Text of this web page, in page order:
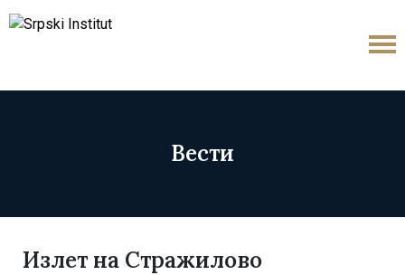
Вести
Излет на Стражилово